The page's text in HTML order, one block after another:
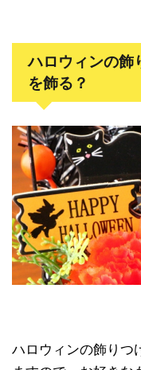
ハロウィンの飾
を飾る？
ハロウィンの飾りつ